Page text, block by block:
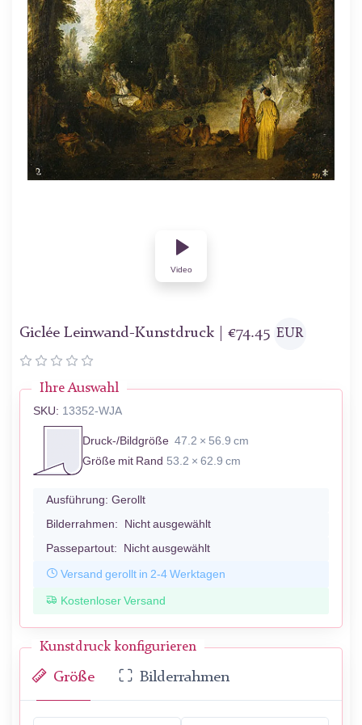
Video
Giclée Leinwand-Kunstdruck | €74.45 EUR
Ihre Auswahl
SKU: 13352-WJA
Druck-/Bildgröße 47.2 × 56.9 cm
Größe mit Rand 53.2 × 62.9 cm
Ausführung: Gerollt
Bilderrahmen: Nicht ausgewählt
Passepartout: Nicht ausgewählt
Versand gerollt in 2-4 Werktagen
Kostenloser Versand
Kunstdruck konfigurieren
Größe Bilderrahmen